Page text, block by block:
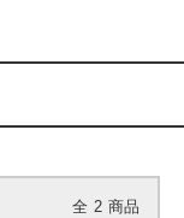
全 2 商品